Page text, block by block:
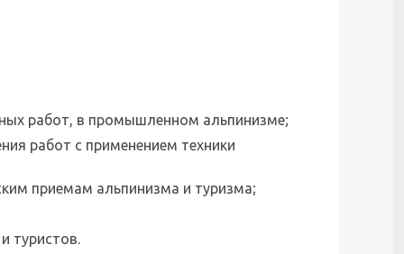
работ, в промышленном альпинизме;
работ с применением техники
приемам альпинизма и туризма;
туристов.